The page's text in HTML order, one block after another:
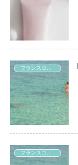
フランスコスメ レポート